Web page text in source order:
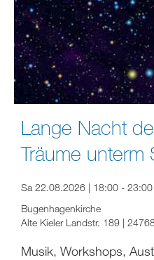
Lange Nacht
Träume unterm
Sa 22.08.2026 | 18:00 - 23:00
Bugenhagenkirche
Alte Kieler Landstr. 189 |
Musik, Workshops,